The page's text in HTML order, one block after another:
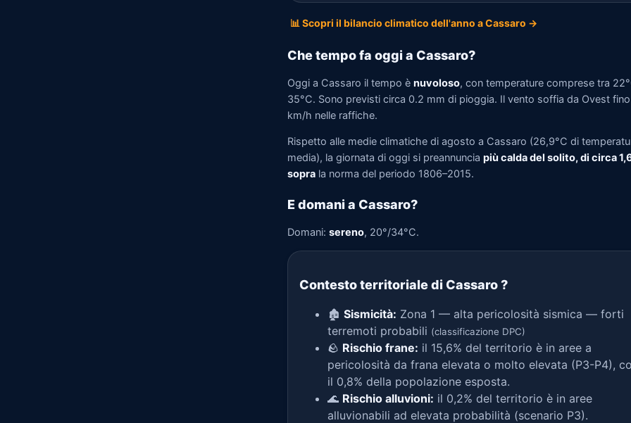
📊 Scopri il bilancio climatico dell'anno a Cassaro →
Che tempo fa oggi a Cassaro?
Oggi a Cassaro il tempo è nuvoloso, con temperature comprese tra
35°C. Sono previsti circa 0.2 mm di pioggia. Il vento soffia da Ovest
km/h nelle raffiche.
Rispetto alle medie climatiche di agosto a Cassaro (26,9°C di
media), la giornata di oggi si preannuncia più calda del solito, di circa
sopra la norma del periodo 1806–2015.
E domani a Cassaro?
Domani: sereno, 20°/34°C.
Contesto territoriale di Cassaro?
🏚️ Sismicità: Zona 1 — alta pericolosità sismica — forti
terremoti probabili (classificazione DPC)
🪨 Rischio frane: il 15,6% del territorio è in aree a
pericolosità da frana elevata o molto elevata (P3-P4),
il 0,8% della popolazione esposta.
🌊 Rischio alluvioni: il 0,2% del territorio è in aree
alluvionabili ad elevata probabilità (scenario P3).